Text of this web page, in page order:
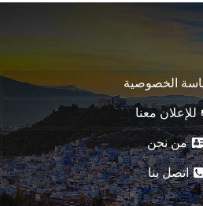
الخصوصية
للإعلان معنا
من نحن
اتصل بنا